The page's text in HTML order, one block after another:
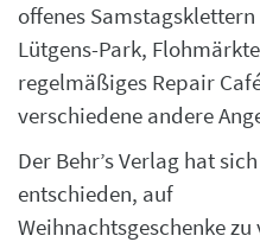
offenes
Lütgens-Park,
regelmäßiges Repair
verschiedene andere
Der Behr’s Verlag hat
entschieden, auf
Weihnachtsgeschenke